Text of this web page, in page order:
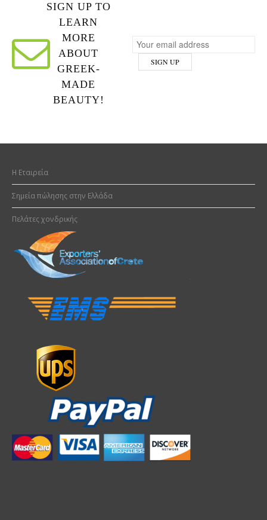
SIGN UP TO
LEARN
MORE
ABOUT
GREEK-
MADE
BEAUTY!
H Εταιρεία
Σημεία πώλησης στην Ελλάδα
Πελάτες χονδρικής